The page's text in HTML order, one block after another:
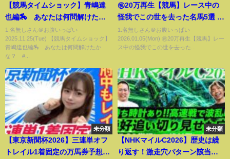
【競馬タイムショック】青嶋達
也編🏇 あなたは何問解けたか
な？ #shorts #競馬 #青嶋達
也 #武豊 #有馬記念 #日本ダ
ービー
1:名無しさん＠お腹いっぱい
2025.11.25(Tue) 【競馬タイムショック】
青嶋達也編🏇 あなたは何問解けたか
な？ #...
㊗️20万再生【競馬】レース中の
怪我でこの世を去った名馬5選 #
競馬 #名馬
1:名無しさん＠お腹いっぱい
2026.01.05(Mon) ㊗️20万再生【競馬】レー
ス中の怪我でこの世を去った...
未分類
【東京新聞杯2026】三連単オフ
トレイル1着固定の万馬券予想
未分類
【NHKマイルC2026】歴史は繰
り返す！激走穴パターン該当の